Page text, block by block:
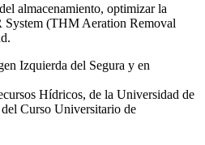
almacenamiento, optimizar la
System (THM Aeration Removal
Izquierda del Segura y en
Hídricos, de la Universidad de
Curso Universitario de